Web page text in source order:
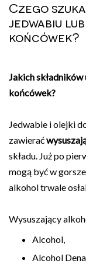
Czego
jedwabiu
końcówek?
Jakich
końcówek?
Jedwabie i olejki
zawierać
składu. Już po
mogą być w
alkohol trwale
Wysuszający
Alcohol,
Alcohol